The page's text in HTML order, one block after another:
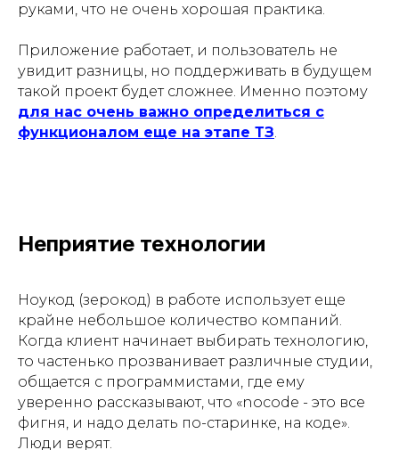
руками, что не очень хорошая практика.
Приложение работает, и пользователь не
увидит разницы, но поддерживать в будущем
такой проект будет сложнее. Именно поэтому
для нас очень важно определиться с
функционалом еще на этапе ТЗ.
Неприятие технологии
Ноукод (зерокод) в работе использует еще
крайне небольшое количество компаний.
Когда клиент начинает выбирать технологию,
то частенько прозванивает различные студии,
общается с программистами, где ему
уверенно рассказывают, что «nocode - это все
фигня, и надо делать по-старинке, на коде».
Люди верят.